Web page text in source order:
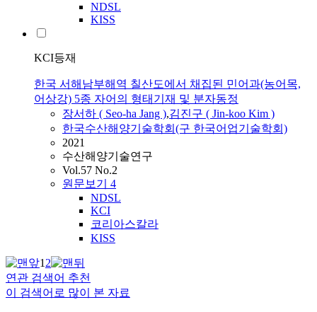
NDSL
KISS
KCI등재
한국 서해남부해역 칠산도에서 채집된 민어과(농어목,
어상강) 5종 자어의 형태기재 및 분자동정
장서하 ( Seo-ha Jang ),김진구 ( Jin-koo Kim )
한국수산해양기술학회(구 한국어업기술학회)
2021
수산해양기술연구
Vol.57 No.2
원문보기 4
NDSL
KCI
코리아스칼라
KISS
12
연관 검색어 추천
이 검색어로 많이 본 자료